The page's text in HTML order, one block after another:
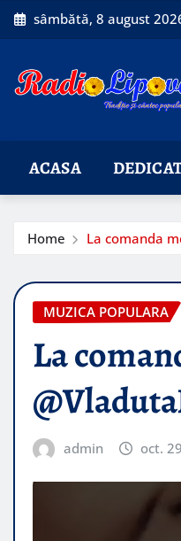
Skip
to
sâmbătă, 8 august
ACASA
Home La comanda
MUZICA POPULARA
La
admin oct.